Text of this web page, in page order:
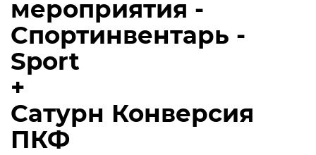
мероприятия -
Спортинвентарь -
Sport
+
Сатурн Конверсия
ПКФ